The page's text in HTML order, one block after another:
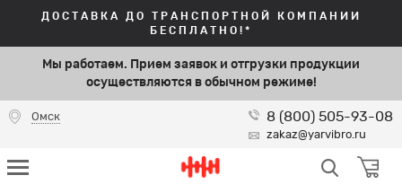
ДОСТАВКА ДО ТРАНСПОРТНОЙ КОМПАНИИ
БЕСПЛАТНО!*
Мы работаем. Прием заявок и отгрузки продукции
осуществляются в обычном режиме!
Омск 8 (800) 505-93-08
zakaz@yarvibro.ru